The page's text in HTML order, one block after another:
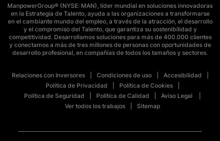
ManpowerGroup® (NYSE: MAN), líder mundial en soluciones innovadoras
en la Estrategia de Talento, ayuda a las organizaciones a transformarse
en el cambiante mundo del empleo, a través de la atracción, el desarrollo
y el compromiso del Talento, que garantiza su sostenibilidad y
competitividad. Desarrollamos soluciones para más de 400.000 clientes
y conectamos a más de tres millones de personas con oportunidades de
desarrollo profesional, en compañías de todos los tamaños y sectores.
Relaciones con Inversores Condiciones de uso
Accesibilidad
Política de Privacidad
Política de Cookies
Política de Seguridad
Política de Calidad
Aviso Legal
Ver todos los trabajos
Sitemap